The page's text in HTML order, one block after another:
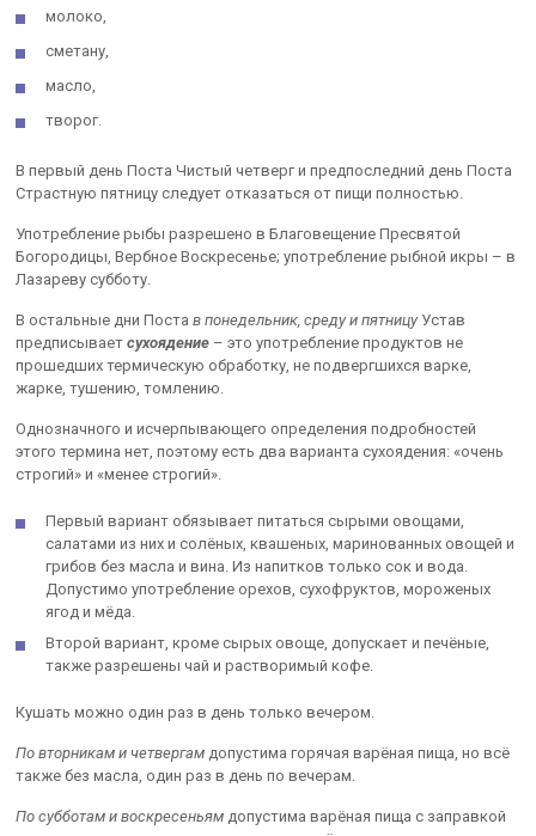
молоко,
сметану,
масло,
творог.
В первый день Поста Чистый четверг и предпоследний день Поста
Страстную пятницу следует отказаться от пищи полностью.
Употребление рыбы разрешено в Благовещение Пресвятой
Богородицы, Вербное Воскресенье; употребление рыбной икры – в
Лазареву субботу.
В остальные дни Постав понедельник, среду и пятницу Устав
предписываетсухоядение – это употребление продуктов не
прошедших термическую обработку, не подвергшихся варке,
жарке, тушению, томлению.
Однозначного и исчерпывающего определения подробностей
этого термина нет, поэтому есть два варианта сухоядения: «очень
строгий» и «менее строгий».
Первый вариант обязывает питаться сырыми овощами,
салатами из них и солёных, квашеных, маринованных овощей и
грибов без масла и вина. Из напитков только сок и вода.
Допустимо употребление орехов, сухофруктов, мороженых
ягод и мёда.
Второй вариант, кроме сырых овоще, допускает и печёные,
также разрешены чай и растворимый кофе.
Кушать можно один раз в день только вечером.
По вторникам и четвергам допустима горячая варёная пища, но всё
также без масла, один раз в день по вечерам.
По субботам и воскресеньям допустима варёная пища с заправкой